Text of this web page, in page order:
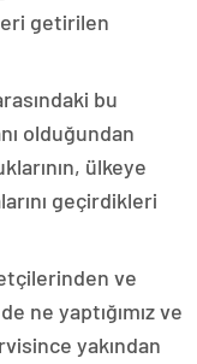
getirilen
bu
olduğundan
ülkeye
geçirdikleri
ve
ne yaptığımız ve
yakından